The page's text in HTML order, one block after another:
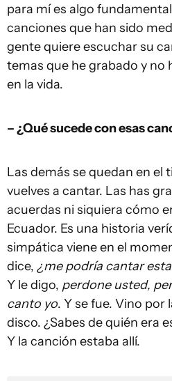
para mí es algo
canciones que han sido
gente quiere escuchar su
temas que he grabado y no
en la vida.
– ¿Qué sucede con esas
Las demás se quedan en el
vuelves a cantar. Las has
acuerdas ni siquiera cómo
Ecuador. Es una historia
simpática viene en el
dice, ¿me podría cantar
Y le digo, perdone usted,
canto yo. Y se fue. Vino por
disco. ¿Sabes de quién era
Y la canción estaba allí.